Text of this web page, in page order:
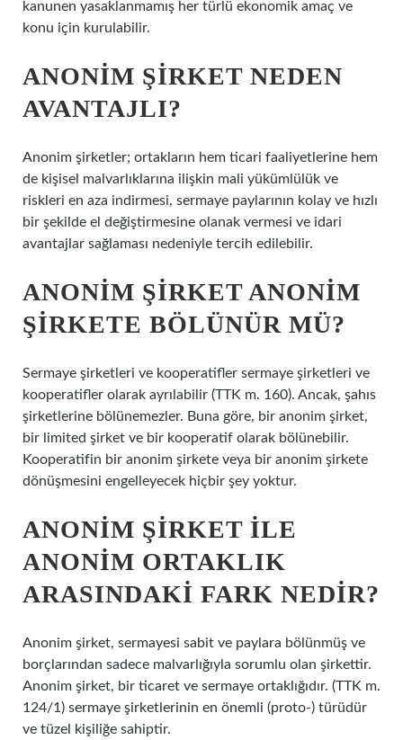
kanunen yasaklanmamış her türlü ekonomik amaç ve
konu için kurulabilir.
ANONIM ŞIRKET NEDEN
AVANTAJLI?
Anonim şirketler; ortakların hem ticari faaliyetlerine hem
de kişisel malvarlıklarına ilişkin mali yükümlülük ve
riskleri en aza indirmesi, sermaye paylarının kolay ve hızlı
bir şekilde el değiştirmesine olanak vermesi ve idari
avantajlar sağlaması nedeniyle tercih edilebilir.
ANONIM ŞIRKET ANONIM
ŞIRKETE BÖLÜNÜR MÜ?
Sermaye şirketleri ve kooperatifler sermaye şirketleri ve
kooperatifler olarak ayrılabilir (TTK m. 160). Ancak, şahıs
şirketlerine bölünemezler. Buna göre, bir anonim şirket,
bir limited şirket ve bir kooperatif olarak bölünebilir.
Kooperatifin bir anonim şirkete veya bir anonim şirkete
dönüşmesini engelleyecek hiçbir şey yoktur.
ANONIM ŞIRKET ILE
ANONIM ORTAKLIK
ARASINDAKI FARK NEDIR?
Anonim şirket, sermayesi sabit ve paylara bölünmüş ve
borçlarından sadece malvarlığıyla sorumlu olan şirkettir.
Anonim şirket, bir ticaret ve sermaye ortaklığıdır. (TTK m.
124/1) sermaye şirketlerinin en önemli (proto-) türüdür
ve tüzel kişiliğe sahiptir.